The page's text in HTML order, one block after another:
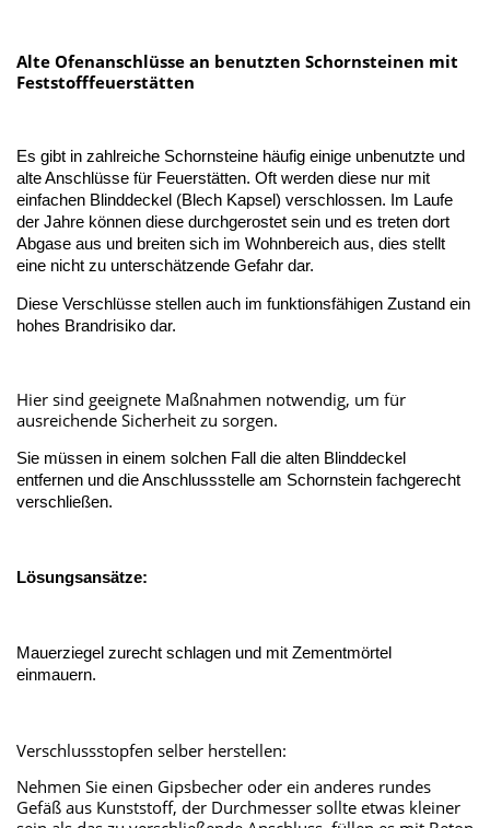
Alte Ofenanschlüsse an benutzten Schornsteinen mit
Feststofffeuerstätten
Es gibt in zahlreiche Schornsteine häufig einige unbenutzte und
alte Anschlüsse für Feuerstätten. Oft werden diese nur mit
einfachen Blinddeckel (Blech Kapsel) verschlossen. Im Laufe
der Jahre können diese durchgerostet sein und es treten dort
Abgase aus und breiten sich im Wohnbereich aus, dies stellt
eine nicht zu unterschätzende Gefahr dar.
Diese Verschlüsse stellen auch im funktionsfähigen Zustand ein
hohes Brandrisiko dar.
Hier sind geeignete Maßnahmen notwendig, um für
ausreichende Sicherheit zu sorgen.
Sie müssen in einem solchen Fall die alten Blinddeckel
entfernen und die Anschlussstelle am Schornstein fachgerecht
verschließen.
Lösungsansätze:
Mauerziegel zurecht schlagen und mit Zementmörtel
einmauern.
Verschlussstopfen selber herstellen:
Nehmen Sie einen Gipsbecher oder ein anderes rundes
Gefäß aus Kunststoff, der Durchmesser sollte etwas kleiner